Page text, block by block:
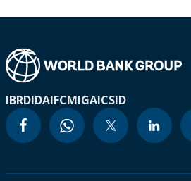
IBRDIDAIFCMIGAICSID